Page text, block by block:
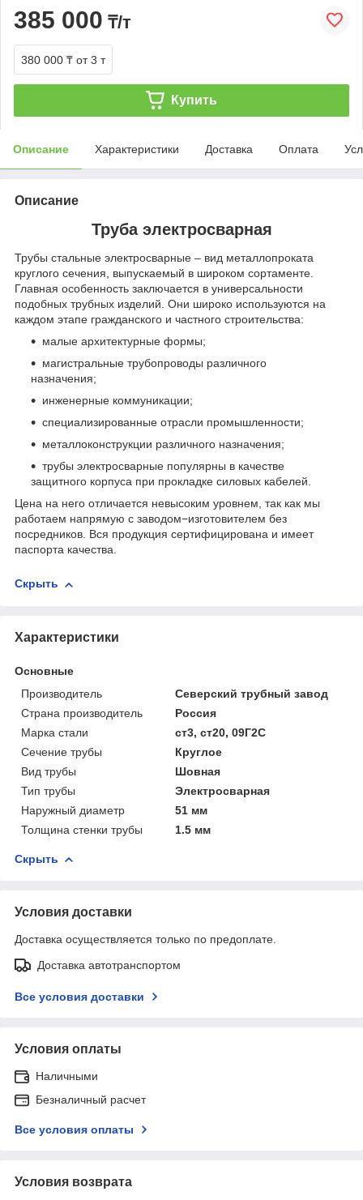
385 000 ₸/т
380 000 ₸ от 3 т
Купить
Описание Характеристики Доставка Оплата
Описание
Труба электросварная
Трубы стальные электросварные – вид металлопроката
круглого сечения, выпускаемый в широком сортаменте.
Главная особенность заключается в универсальности
подобных трубных изделий. Они широко используются на
каждом этапе гражданского и частного строительства:
малые архитектурные формы;
магистральные трубопроводы различного
назначения;
инженерные коммуникации;
специализированные отрасли промышленности;
металлоконструкции различного назначения;
трубы электросварные популярны в качестве
защитного корпуса при прокладке силовых кабелей.
Цена на него отличается невысоким уровнем, так как мы
работаем напрямую с заводом−изготовителем без
посредников. Вся продукция сертифицирована и имеет
паспорта качества.
Скрыть
Характеристики
Основные
Производитель
Северский трубный завод
Страна производитель
Россия
Марка стали
ст3, ст20, 09Г2С
Сечение трубы
Круглое
Вид трубы
Шовная
Тип трубы
Электросварная
Наружный диаметр
51 мм
Толщина стенки трубы
1.5 мм
Скрыть
Условия доставки
Доставка осуществляется только по предоплате.
Доставка автотранспортом
Все условия доставки
Условия оплаты
Наличными
Безналичный расчет
Все условия оплаты
Условия возврата